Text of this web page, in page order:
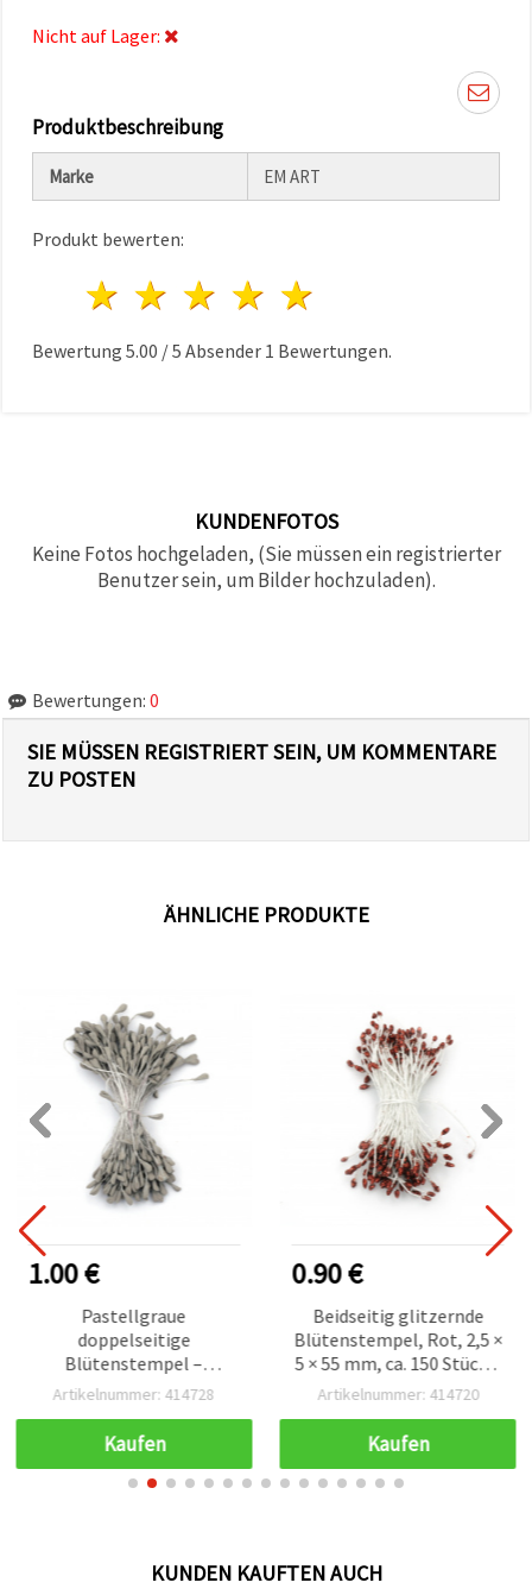
jederzeit
ändern
Datenschutzerklärung
Cookie-
Richtlinie
akzeptieren
Cookie-
Einstellungen
Nicht auf Lager:
Produktbeschreibung
Marke EM ART
Produkt bewerten:
4 Sterne
3 Sterne
2 Sterne
1 Stern
Bewertung 5.00 /5 Absender 1 Bewertungen.
KUNDENFOTOS
Keine Fotos hochgeladen, (Sie müssen ein registrierter
Benutzer sein, um Bilder hochzuladen).
Bewertungen: 0
SIE MÜSSEN REGISTRIERT SEIN, UM KOMMENTARE
ZU POSTEN
ÄHNLICHE PRODUKTE
1.00 €
Pastellgraue
doppelseitige
Blütenstempel –
tränenförmige Spitzen, 3
Stiele – ca. 130 Stück für
DIY, Basteln, Floristik,
Sträuße & Dekoration
Artikelnummer: 414728
Kaufen
0.90 €
Beidseitig glitzernde
Blütenstempel, Rot, 2,5 ×
5 × 55 mm, ca. 150 Stück –
Bastelbedarf für
Scrapbooking, Karten &
DIY‑Deko
Artikelnummer: 414720
Kaufen
KUNDEN KAUFTEN AUCH